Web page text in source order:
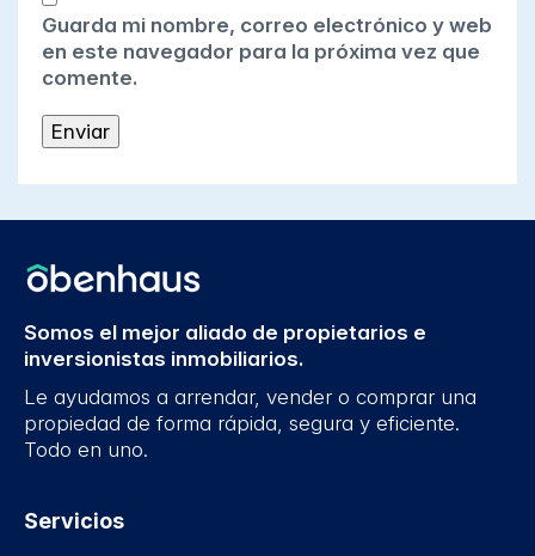
Guarda mi nombre, correo electrónico y web
en este navegador para la próxima vez que
comente.
Somos el mejor aliado de propietarios e
inversionistas inmobiliarios.
Le ayudamos a arrendar, vender o comprar una
propiedad de forma rápida, segura y eficiente.
Todo en uno.
Servicios